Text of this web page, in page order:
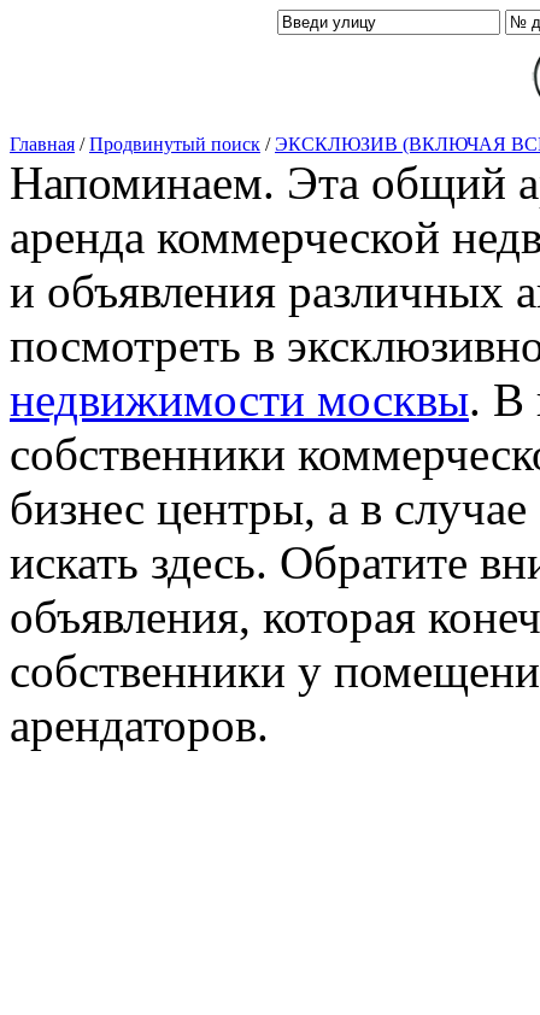
Главная /Продвинутый поиск /ЭКСКЛЮЗИВ (ВКЛЮЧАЯ
Напоминаем. Эта общий
аренда коммерческой
и объявления различных
посмотреть в
недвижимости москвы. В
собственники
бизнес центры, а в случае
искать здесь. Обратите
объявления, которая
собственники у
арендаторов.